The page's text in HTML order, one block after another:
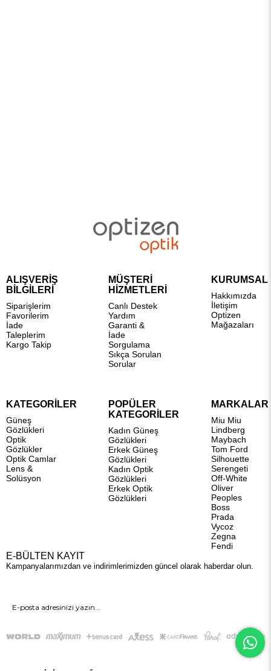
ALIŞVERİŞ
BİLGİLERİ
Siparişlerim
Favorilerim
İade
Taleplerim
Kargo Takip
MÜŞTERİ
HİZMETLERİ
Canlı Destek
Yardım
Garanti &
İade
Sorgulama
Sıkça Sorulan
Sorular
KURUMSAL
Hakkımızda
İletişim
Optizen
Mağazaları
KATEGORİLER
Güneş
Gözlükleri
Optik
Gözlükler
Optik Camlar
Lens &
Solüsyon
POPÜLER
KATEGORİLER
Kadın Güneş
Gözlükleri
Erkek Güneş
Gözlükleri
Kadın Optik
Gözlükleri
Erkek Optik
Gözlükleri
MARKALAR
Miu Miu
Lindberg
Maybach
Tom Ford
Silhouette
Serengeti
Off-White
Oliver
Peoples
Boss
Prada
Vycoz
Zegna
Fendi
E-BÜLTEN KAYIT
Kampanyalarımızdan ve indirimlerimizden güncel olarak haberdar olun.
GÖNDER